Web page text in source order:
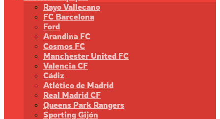
Rayo Vallecano
FC Barcelona
Ford
Arandina FC
Cosmos FC
Manchester United FC
Valencia CF
Cádiz
Atlético de Madrid
Real Madrid CF
Queens Park Rangers
Sporting Gijón